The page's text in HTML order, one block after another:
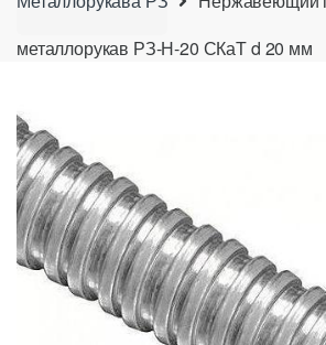
металлорукав РЗ-Н-20 СКаТ d 20 мм